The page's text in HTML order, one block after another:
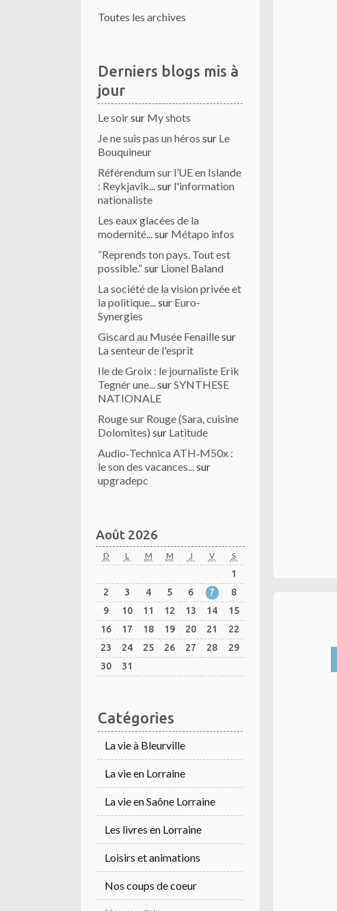
Toutes les archives
Derniers blogs mis à
jour
Le soirsur My shots
Je ne suis pas un héros sur Le
Bouquineur
Référendum sur l’UE en Islande
: Reykjavik...sur l'information
nationaliste
Les eaux glacées de la
modernité...sur Métapo infos
”Reprends ton pays. Tout est
possible.”sur Lionel Baland
La société de la vision privée et
la politique...sur Euro-
Synergies
Giscard au Musée Fenaillesur
La senteur de l'esprit
Ile de Groix : le journaliste Erik
Tegnér une...surSYNTHESE
NATIONALE
Rouge sur Rouge (Sara, cuisine
Dolomites) sur Latitude
Audio‑Technica ATH‑M50x :
le son des vacances...sur
upgradepc
Août 2026
D L M M J V S
1
2
3 4 5 6 7
8
9
10 11 12 13 14
15
16
17 18 19 20 21
22
23
24 25 26 27 28
29
30
31
Catégories
La vie à Bleurville
La vie en Lorraine
La vie en Saône Lorraine
Les livres en Lorraine
Loisirs et animations
Nos coups de coeur